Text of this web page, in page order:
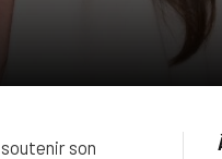
soutenir son